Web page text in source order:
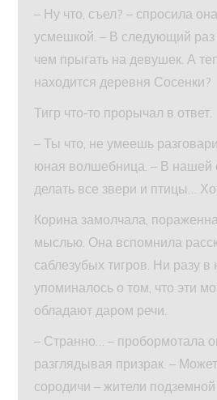
– Ну что, съел? – спросила
усмешкой. – В следующий
чем прыгать на девушек. А
находится деревня Сосенки?
Тигр что‑то прорычал в ответ.
– Ты что, не умеешь
юная волшебница. – В нашей
делать все звери и птицы…
Корина замолчала,
мыслью. Она вспомнила
саблезубых тигров. Ни разу в
упоминалось о том, что эти
обладают даром речи.
– Странно… – пробормотала
разглядывая призрак. –
сородичи – жители